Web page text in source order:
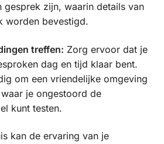
gesprek zijn, waarin details van
worden bevestigd.
treffen: Zorg ervoor dat je
dag en tijd klaar bent.
om een vriendelijke omgeving
je ongestoord de
kunt testen.
kan de ervaring van je